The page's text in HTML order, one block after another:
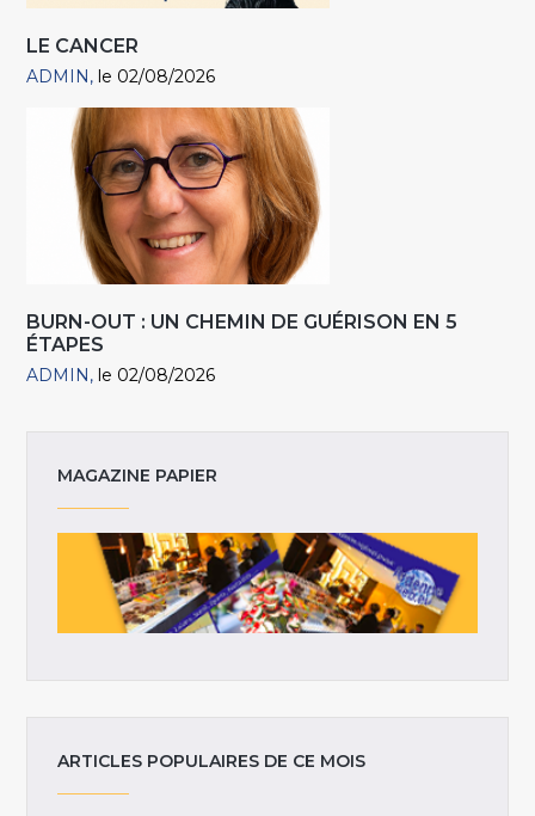
LE CANCER
ADMIN le 02/08/2026
BURN-OUT : UN CHEMIN DE GUÉRISON EN 5
ÉTAPES
ADMIN le 02/08/2026
MAGAZINE PAPIER
ARTICLES POPULAIRES DE CE MOIS